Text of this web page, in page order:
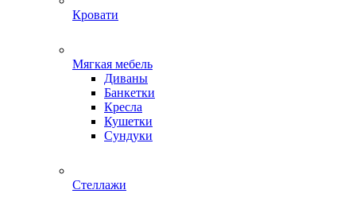
Кровати
Мягкая мебель
Диваны
Банкетки
Кресла
Кушетки
Сундуки
Стеллажи